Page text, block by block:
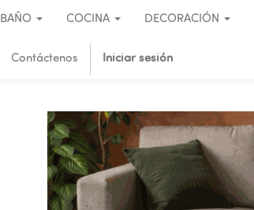
BAÑO COCINA DECORACIÓN
Contáctenos Iniciar sesión
.